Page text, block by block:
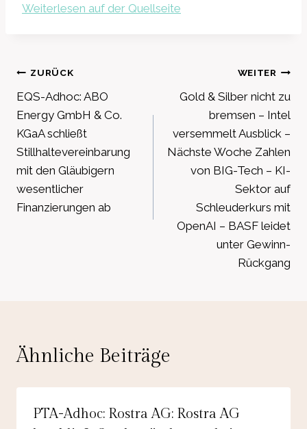
Weiterlesen auf der Quellseite
Beitragsnavigation
ZURÜCK
EQS-Adhoc: ABO
Energy GmbH & Co.
KGaA schließt
Stillhaltevereinbarung
mit den Gläubigern
wesentlicher
Finanzierungen ab
WEITER
Gold & Silber nicht zu
bremsen – Intel
versemmelt Ausblick –
Nächste Woche Zahlen
von BIG-Tech – KI-
Sektor auf
Schleuderkurs mit
OpenAI – BASF leidet
unter Gewinn-
Rückgang
Ähnliche Beiträge
PTA-Adhoc: Rostra AG: Rostra AG